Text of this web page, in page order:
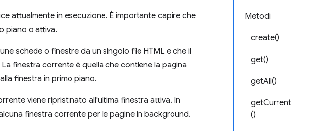
Metodi
create()
get()
getAll()
getCurrent
()
attualmente in esecuzione. È importante capire che
piano o attiva.
schede o finestre da un singolo file HTML e che il
La finestra corrente è quella che contiene la pagina
finestra in primo piano.
viene ripristinato all'ultima finestra attiva. In
finestra corrente per le pagine in background.